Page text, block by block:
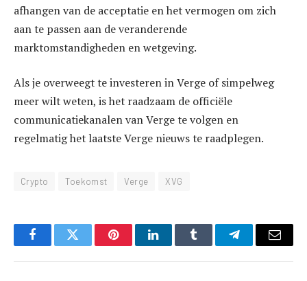
afhangen van de acceptatie en het vermogen om zich
aan te passen aan de veranderende
marktomstandigheden en wetgeving.
Als je overweegt te investeren in Verge of simpelweg
meer wilt weten, is het raadzaam de officiële
communicatiekanalen van Verge te volgen en
regelmatig het laatste Verge nieuws te raadplegen.
Crypto Toekomst Verge XVG
FacebookTwitter PinterestLinkedInTumblr TelegramEmail